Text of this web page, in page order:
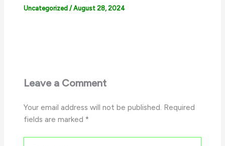
Uncategorized /August 28, 2024
Leave a Comment
Your email address will not be published. Required
fields are marked*